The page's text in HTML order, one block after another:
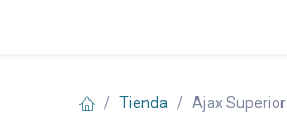
Tienda Ajax Superior